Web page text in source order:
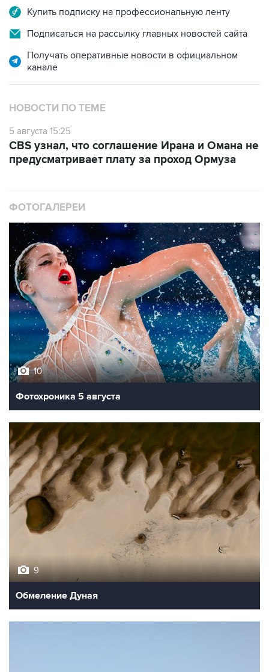
Купить подписку на профессиональную ленту
Подписаться на рассылку главных новостей сайта
Получать оперативные новости в официальном
канале
НОВОСТИ ПО ТЕМЕ
5 августа 15:25
CBS узнал, что соглашение Ирана и Омана не
предусматривает плату за проход Ормуза
ФОТОГАЛЕРЕИ
10
Фотохроника 5 августа
9
Обмеление Дуная